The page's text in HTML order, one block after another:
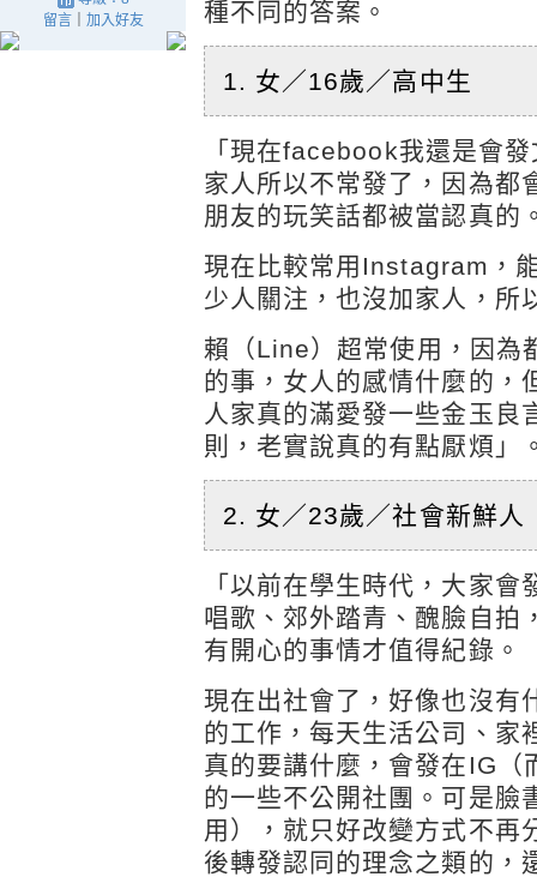
留言｜ 加入好友
種不同的答案。
1. 女／16歲／高中生
「現在facebook我還是會
家人所以不常發了，因為都
朋友的玩笑話都被當認真的
現在比較常用Instagram，
少人關注，也沒加家人，所
賴（Line）超常使用，因為
的事，女人的感情什麼的，
人家真的滿愛發一些金玉
則，老實說真的有點厭煩」
2. 女／23歲／社會新鮮人
「以前在學生時代，大家
唱歌、郊外踏青、醜臉自拍
有開心的事情才值得紀錄。
現在出社會了，好像也沒有
的工作，每天生活公司、家
真的要講什麼，會發在IG（
的一些不公開社團。可是臉
用），就只好改變方式不再
後轉發認同的理念之類的，